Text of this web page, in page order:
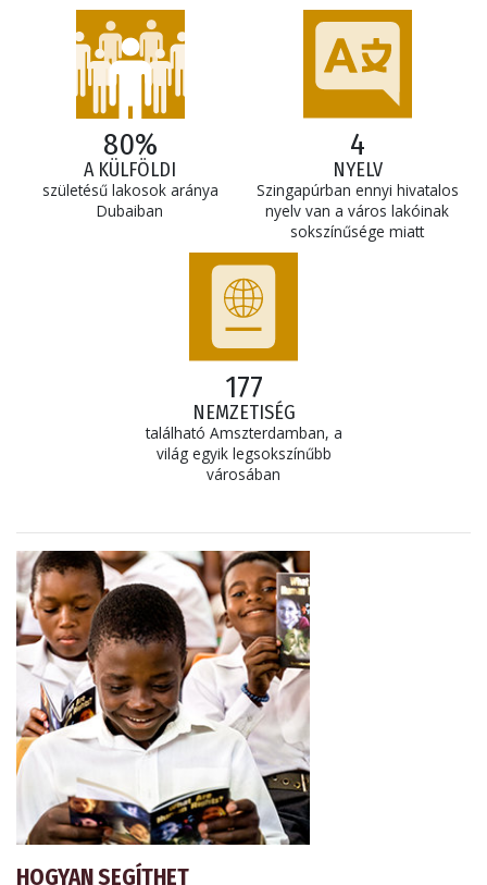
80%
A KÜLFÖLDI
születésű lakosok aránya
Dubaiban
4
NYELV
Szingapúrban ennyi hivatalos
nyelv van a város lakóinak
sokszínűsége miatt
177
NEMZETISÉG
található Amszterdamban, a
világ egyik legsokszínűbb
városában
HOGYAN SEGÍTHET